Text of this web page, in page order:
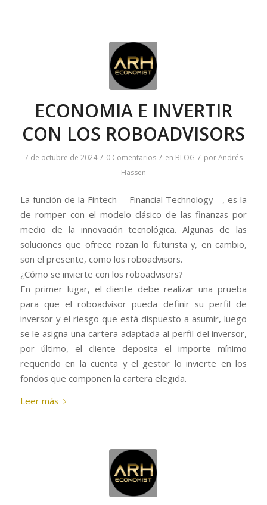
ECONOMIA E INVERTIR
CON LOS ROBOADVISORS
7 de octubre de 2024 / 0 Comentarios / en BLOG / porAndrés
Hassen
La función de la Fintech —Financial Technology—, es la
de romper con el modelo clásico de las finanzas por
medio de la innovación tecnológica. Algunas de las
soluciones que ofrece rozan lo futurista y, en cambio,
son el presente, como los roboadvisors.
¿Cómo se invierte con los roboadvisors?
En primer lugar, el cliente debe realizar una prueba
para que el roboadvisor pueda definir su perfil de
inversor y el riesgo que está dispuesto a asumir, luego
se le asigna una cartera adaptada al perfil del inversor,
por último, el cliente deposita el importe mínimo
requerido en la cuenta y el gestor lo invierte en los
fondos que componen la cartera elegida.
Leer más